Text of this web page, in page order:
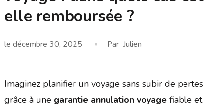
elle remboursée ?
le décembre 30, 2025 Par Julien
Imaginez planifier un voyage sans subir de pertes
grâce à une garantie annulation voyagefiable et